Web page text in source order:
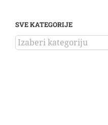
SVE KATEGORIJE
SVE
KATEGORIJE